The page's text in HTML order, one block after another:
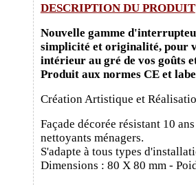
DESCRIPTION DU PRODUIT
Nouvelle gamme
simplicité et originalité, pour
intérieur au gré de vos goûts
Produit aux normes CE et
Création Artistique et
Façade décorée résistant 10
nettoyants ménagers.
S'adapte à tous types
Dimensions : 80 X 80 mm -